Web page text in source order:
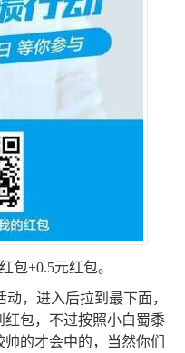
包+0.5元红包。
，进入后拉到最下面，
包，不过按照小白蜀黍
的才会中的，当然你们